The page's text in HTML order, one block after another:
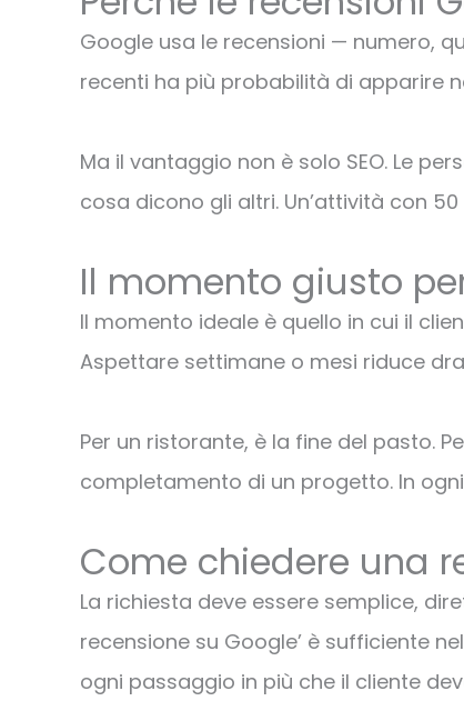
Google usa le recensioni — numero,
recenti ha più probabilità di apparire
Ma il vantaggio non è solo SEO. Le
cosa dicono gli altri. Un’attività con
Il momento giusto
Il momento ideale è quello in cui il
Aspettare settimane o mesi riduce
Per un ristorante, è la fine del pasto.
completamento di un progetto. In
Come chiedere una
La richiesta deve essere semplice,
recensione su Google’ è sufficiente
ogni passaggio in più che il cliente